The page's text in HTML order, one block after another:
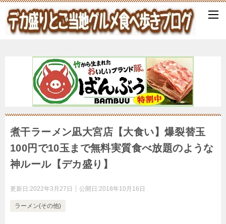
煮干ラーメン凪大宮店【大食い】爆裂替玉
100円で10玉まで無料実質食べ放題のような
神ルール【デカ盛り】
更新日:2022年3月27日 公開日:2018年10月16日
ラーメン(その他)